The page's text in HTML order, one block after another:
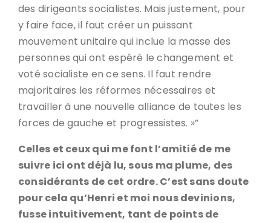
des dirigeants socialistes. Mais justement, pour
y faire face, il faut créer un puissant
mouvement unitaire qui inclue la masse des
personnes qui ont espéré le changement et
voté socialiste en ce sens. Il faut rendre
majoritaires les réformes nécessaires et
travailler à une nouvelle alliance de toutes les
forces de gauche et progressistes. »”
Celles et ceux qui me font l’amitié de me
suivre ici ont déjà lu, sous ma plume, des
considérants de cet ordre. C’est sans doute
pour cela qu’Henri et moi nous devinions,
fusse intuitivement, tant de points de